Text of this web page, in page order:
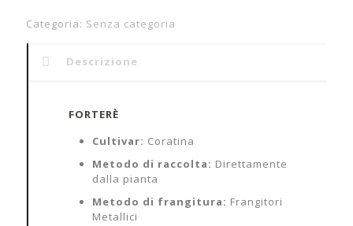
Categoria: Senza categoria
Descrizione
FORTERÈ
Cultivar: Coratina
Metodo di raccolta: Direttamente
dalla pianta
Metodo di frangitura: Frangitori
Metallici